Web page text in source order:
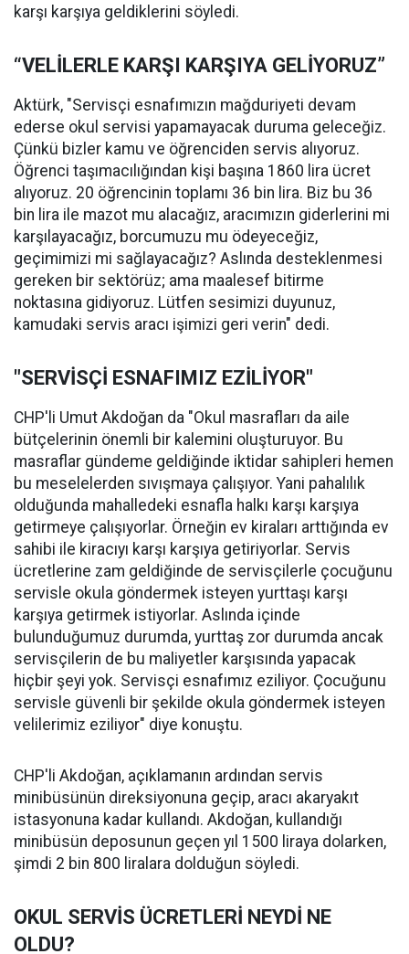
karşı karşıya geldiklerini söyledi.
“VELİLERLE KARŞI KARŞIYA GELİYORUZ”
Aktürk, "Servisçi esnafımızın mağduriyeti devam
ederse okul servisi yapamayacak duruma geleceğiz.
Çünkü bizler kamu ve öğrenciden servis alıyoruz.
Öğrenci taşımacılığından kişi başına 1860 lira ücret
alıyoruz. 20 öğrencinin toplamı 36 bin lira. Biz bu 36
bin lira ile mazot mu alacağız, aracımızın giderlerini mi
karşılayacağız, borcumuzu mu ödeyeceğiz,
geçimimizi mi sağlayacağız? Aslında desteklenmesi
gereken bir sektörüz; ama maalesef bitirme
noktasına gidiyoruz. Lütfen sesimizi duyunuz,
kamudaki servis aracı işimizi geri verin" dedi.
"SERVİSÇİ ESNAFIMIZ EZİLİYOR"
CHP'li Umut Akdoğan da "Okul masrafları da aile
bütçelerinin önemli bir kalemini oluşturuyor. Bu
masraflar gündeme geldiğinde iktidar sahipleri hemen
bu meselelerden sıvışmaya çalışıyor. Yani pahalılık
olduğunda mahalledeki esnafla halkı karşı karşıya
getirmeye çalışıyorlar. Örneğin ev kiraları arttığında ev
sahibi ile kiracıyı karşı karşıya getiriyorlar. Servis
ücretlerine zam geldiğinde de servisçilerle çocuğunu
servisle okula göndermek isteyen yurttaşı karşı
karşıya getirmek istiyorlar. Aslında içinde
bulunduğumuz durumda, yurttaş zor durumda ancak
servisçilerin de bu maliyetler karşısında yapacak
hiçbir şeyi yok. Servisçi esnafımız eziliyor. Çocuğunu
servisle güvenli bir şekilde okula göndermek isteyen
velilerimiz eziliyor" diye konuştu.
CHP'li Akdoğan, açıklamanın ardından servis
minibüsünün direksiyonuna geçip, aracı akaryakıt
istasyonuna kadar kullandı. Akdoğan, kullandığı
minibüsün deposunun geçen yıl 1500 liraya dolarken,
şimdi 2 bin 800 liralara dolduğun söyledi.
OKUL SERVİS ÜCRETLERİ NEYDİ NE
OLDU?